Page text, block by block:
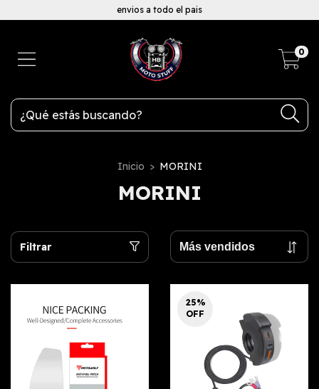
envios a todo el pais
0
Inicio > MORINI
MORINI
Filtrar
25%
OFF